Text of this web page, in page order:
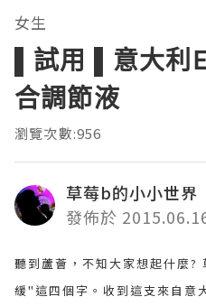
女生
▌試用 ▌意大
合調節液
瀏覽次數:956
草莓b的小小世界
發佈於
聽到蘆薈，不知大家想起什麼
緩"這四個字。收到這支來自